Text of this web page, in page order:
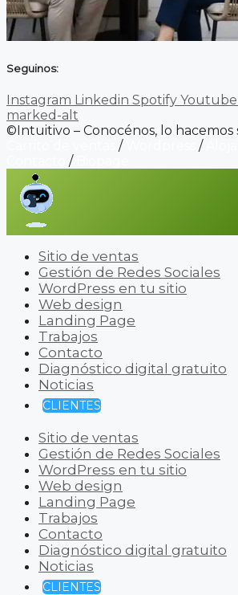
Seguinos:
Instagram Linkedin Spotify Youtube
marked-alt
©Intuitivo – Conocénos, lo hacemos
/ /
/
Sitio de ventas
Gestión de Redes Sociales
WordPress en tu sitio
Web design
Landing Page
Trabajos
Contacto
Diagnóstico digital gratuito
Noticias
CLIENTES
Sitio de ventas
Gestión de Redes Sociales
WordPress en tu sitio
Web design
Landing Page
Trabajos
Contacto
Diagnóstico digital gratuito
Noticias
CLIENTES